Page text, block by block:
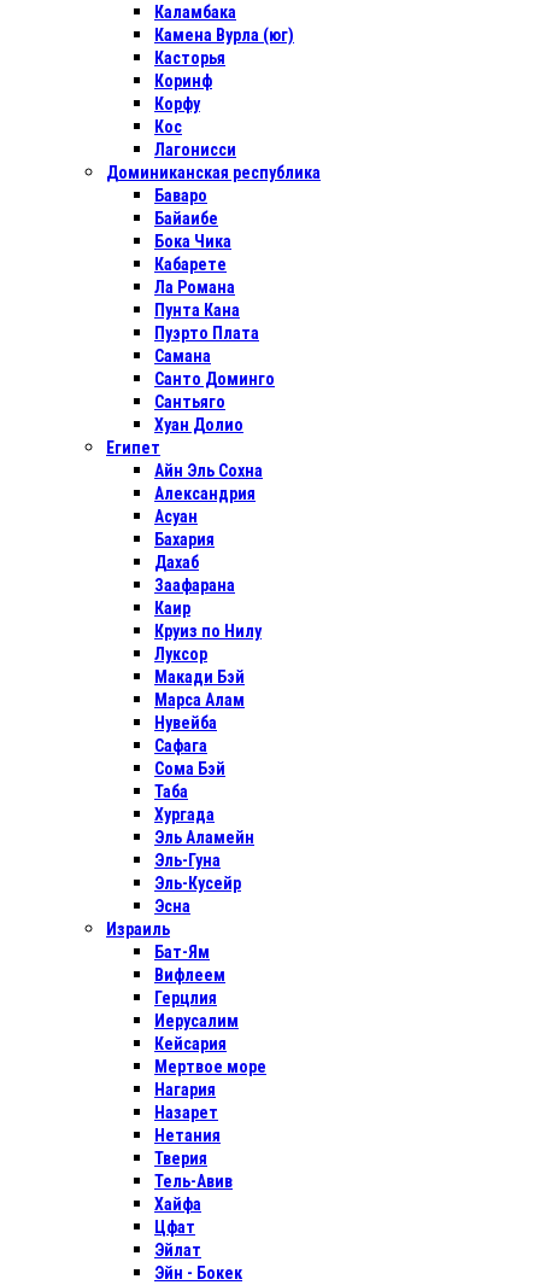
Каламбака
Камена Вурла (юг)
Касторья
Коринф
Корфу
Кос
Лагонисси
Доминиканская республика
Баваро
Байаибе
Бока Чика
Кабарете
Ла Романа
Пунта Кана
Пуэрто Плата
Самана
Санто Доминго
Сантьяго
Хуан Долио
Египет
Айн Эль Сохна
Александрия
Асуан
Бахария
Дахаб
Заафарана
Каир
Круиз по Нилу
Луксор
Макади Бэй
Марса Алам
Нувейба
Сафага
Сома Бэй
Таба
Хургада
Эль Аламейн
Эль-Гуна
Эль-Кусейр
Эсна
Израиль
Бат-Ям
Вифлеем
Герцлия
Иерусалим
Кейсария
Мертвое море
Нагария
Назарет
Нетания
Тверия
Тель-Авив
Хайфа
Цфат
Эйлат
Эйн - Бокек